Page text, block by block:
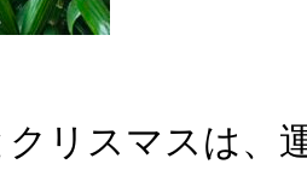
リスマスは、